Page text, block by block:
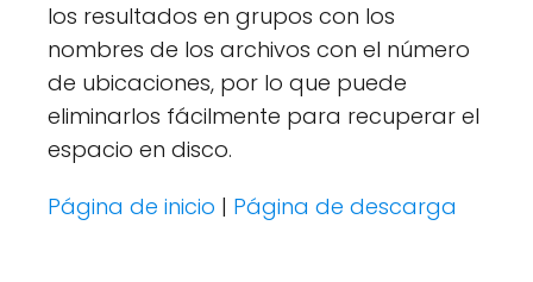
los resultados en grupos con los
nombres de los archivos con el número
de ubicaciones, por lo que puede
eliminarlos fácilmente para recuperar el
espacio en disco.
Página de inicio | Página de descarga